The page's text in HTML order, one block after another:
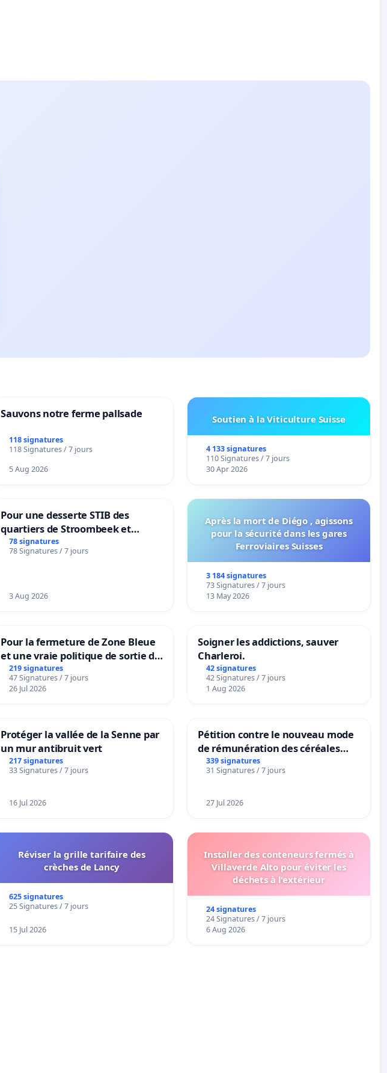
Sauvons notre ferme pallsade
118 signatures
118 Signatures / 7 jours
5 Aug 2026
Soutien à la Viticulture Suisse
4 133 signatures
110 Signatures / 7 jours
30 Apr 2026
Pour une desserte STIB des
quartiers de Stroombeek et
Beauval - Voor een MIVB-
bediening van de wijken
78 signatures
78 Signatures / 7 jours
3 Aug 2026
Après la mort de Diégo , agissons
pour la sécurité dans les gares
Ferroviaires Suisses
3 184 signatures
73 Signatures / 7 jours
13 May 2026
Pour la fermeture de Zone Bleue
et une vraie politique de sortie de
la dépendance
219 signatures
47 Signatures / 7 jours
26 Jul 2026
Soigner les addictions, sauver
Charleroi.
42 signatures
42 Signatures / 7 jours
1 Aug 2026
Protéger la vallée de la Senne par
un mur antibruit vert
217 signatures
33 Signatures / 7 jours
16 Jul 2026
Pétition contre le nouveau mode
de rémunération des céréales
panifiables de Swiss granum basé
sur la teneur en protéines
339 signatures
31 Signatures / 7 jours
27 Jul 2026
Réviser la grille tarifaire des
crèches de Lancy
625 signatures
25 Signatures / 7 jours
15 Jul 2026
Installer des conteneurs fermés à
Villaverde Alto pour éviter les
déchets à l'extérieur
24 signatures
24 Signatures / 7 jours
6 Aug 2026